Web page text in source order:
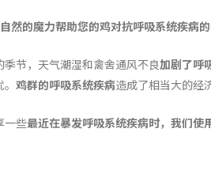
的鸡对抗呼吸系统疾病的
节，天气潮湿和禽舍通风不良加剧了呼
鸡群的呼吸系统疾病造成了相当大的经
一些最近在暴发呼吸系统疾病时，我们使